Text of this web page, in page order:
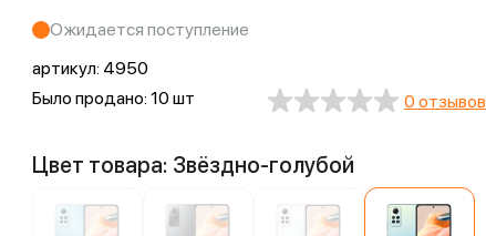
Ожидается поступление
артикул: 4950
Было продано: 10 шт
0 отзывов
Цвет товара: Звёздно-голубой